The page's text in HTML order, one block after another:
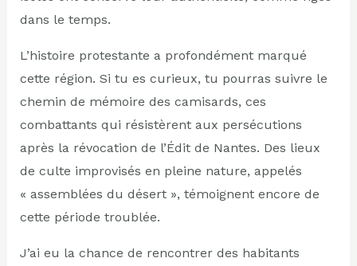
dans le temps.
L’histoire protestante a profondément marqué
cette région. Si tu es curieux, tu pourras suivre le
chemin de mémoire des camisards, ces
combattants qui résistèrent aux persécutions
après la révocation de l’Édit de Nantes. Des lieux
de culte improvisés en pleine nature, appelés
« assemblées du désert », témoignent encore de
cette période troublée.
J’ai eu la chance de rencontrer des habitants